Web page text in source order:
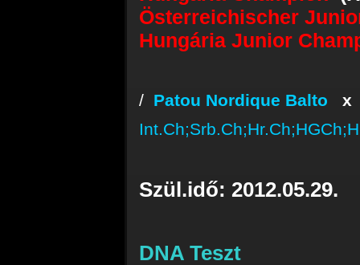
Österreichischer
Hungária Junior
/ Patou Nordique Balto
Szül.idő: 2012.05.29.
DNA Teszt